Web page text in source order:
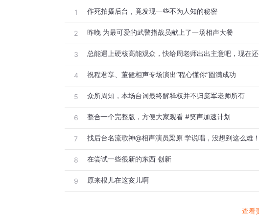
1 作死拍摄后台，竟发现一些不为人知的秘密
2 昨晚 为最可爱的武警指战员献上了一场相声大餐
3
4 祝程君享、董健相声专场演出“程心懂你”圆满成功
5 众所周知，本场台词最终解释权并不归庞军老师所有
6 整合一个完整版，方便大家观看 #笑声加速计划
7
8 在尝试一些很新的东西 创新
9 原来根儿在这亥儿啊
查看